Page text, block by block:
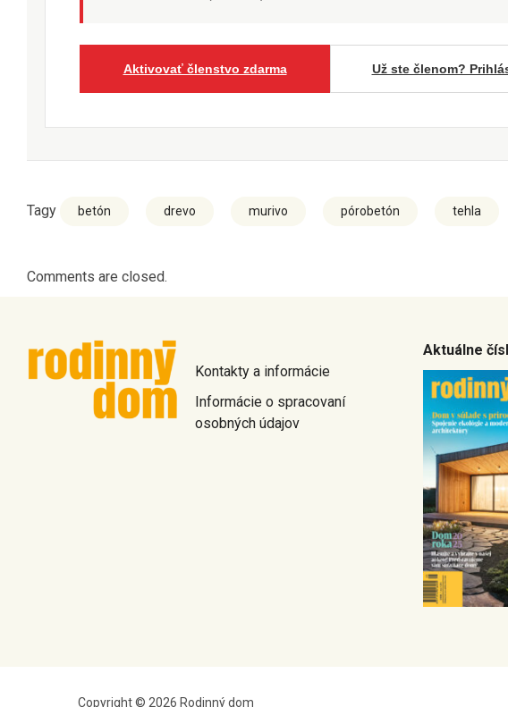
Aktivovať členstvo zdarma Už ste členom?
Tagy betón drevo murivo pórobetón tehla
Comments are closed.
Kontakty a informácie
Informácie o spracovaní
osobných údajov
Aktuálne
Copyright © 2026 Rodinný dom